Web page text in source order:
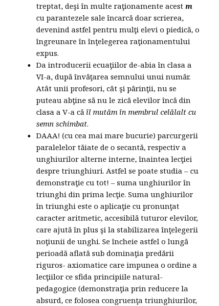
treptat, deşi în multe raţionamente acestm
cu parantezele sale încarcă doar scrierea,
devenind astfel pentru mulţi elevi o piedică, o
îngreunare în înţelegerea raţionamentului
expus.
Da introducerii ecuaţiilor de-abia în clasa a
VI-a, după învăţarea semnului unui număr.
Atât unii profesori, cât şi părinţii, nu se
puteau abţine să nu le zică elevilor încă din
clasa a V-a căîl mutăm în membrul celălalt cu
semn schimbat.
DAAA! (cu cea mai mare bucurie) parcurgerii
paralelelor tăiate de o secantă, respectiv a
unghiurilor alterne interne, înaintea lecţiei
despre triunghiuri. Astfel se poate studia – cu
demonstraţie cu tot! – suma unghiurilor în
triunghi din prima lecţie. Suma unghiurilor
în triunghi este o aplicaţie cu pronunţat
caracter aritmetic, accesibilă tuturor elevilor,
care ajută în plus şi la stabilizarea înţelegerii
noţiunii de unghi. Se încheie astfel o lungă
perioadă aflată sub dominaţia predării
riguros- axiomatice care impunea o ordine a
lecţiilor ce sfida principiile natural-
pedagogice (demonstraţia prin reducere la
absurd, ce folosea congruenţa triunghiurilor,